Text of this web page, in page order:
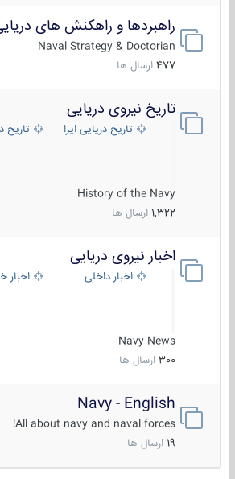
راهبردها و راهکنش های دریایی
Naval Strategy & Doctorian
477 ارسال ها
تاریخ نیروی دریایی
تاریخ دریایی ایران تاریخ
History of the Navy
1,322 ارسال ها
اخبار نیروی دریایی
اخبار داخلی اخبار
Navy News
300 ارسال ها
Navy - English
All about navy and naval forces!
ارسال ها